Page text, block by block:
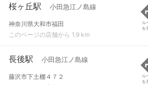
桜ヶ丘駅 小田急江ノ島線
神奈川県大和市福田
このページの店舗から 1.9 km
ル
を
長後駅 小田急江ノ島線
藤沢市下土棚４７２
ル
を